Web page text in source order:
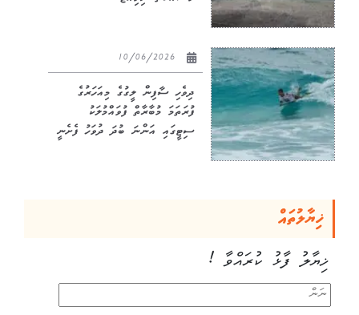
ދިވެހި ސާފިން ލީގުގެ މިއަހަރުގެ
ފުރަތަމަ މުބާރާތް ފުވައްމުލަކު
ސިޓީގައި އަންނަ ބުދަ ދުވަހު ފެށެނީ
ޚިޔާލުތައް
ޚިޔާލު ފާޅު ކުރައްވާ !